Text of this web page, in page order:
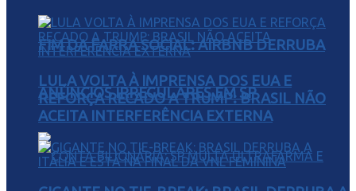
FIM DA FARRA SOCIAL: AIRBNB DERRUBA
ANÚNCIOS IRREGULARES EM SP
LULA VOLTA À IMPRENSA DOS EUA E
REFORÇA RECADO A TRUMP: BRASIL NÃO
ACEITA INTERFERÊNCIA EXTERNA